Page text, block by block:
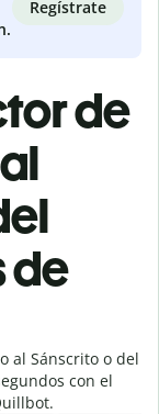
Regístrate
de
de
al Sánscrito o del
con el